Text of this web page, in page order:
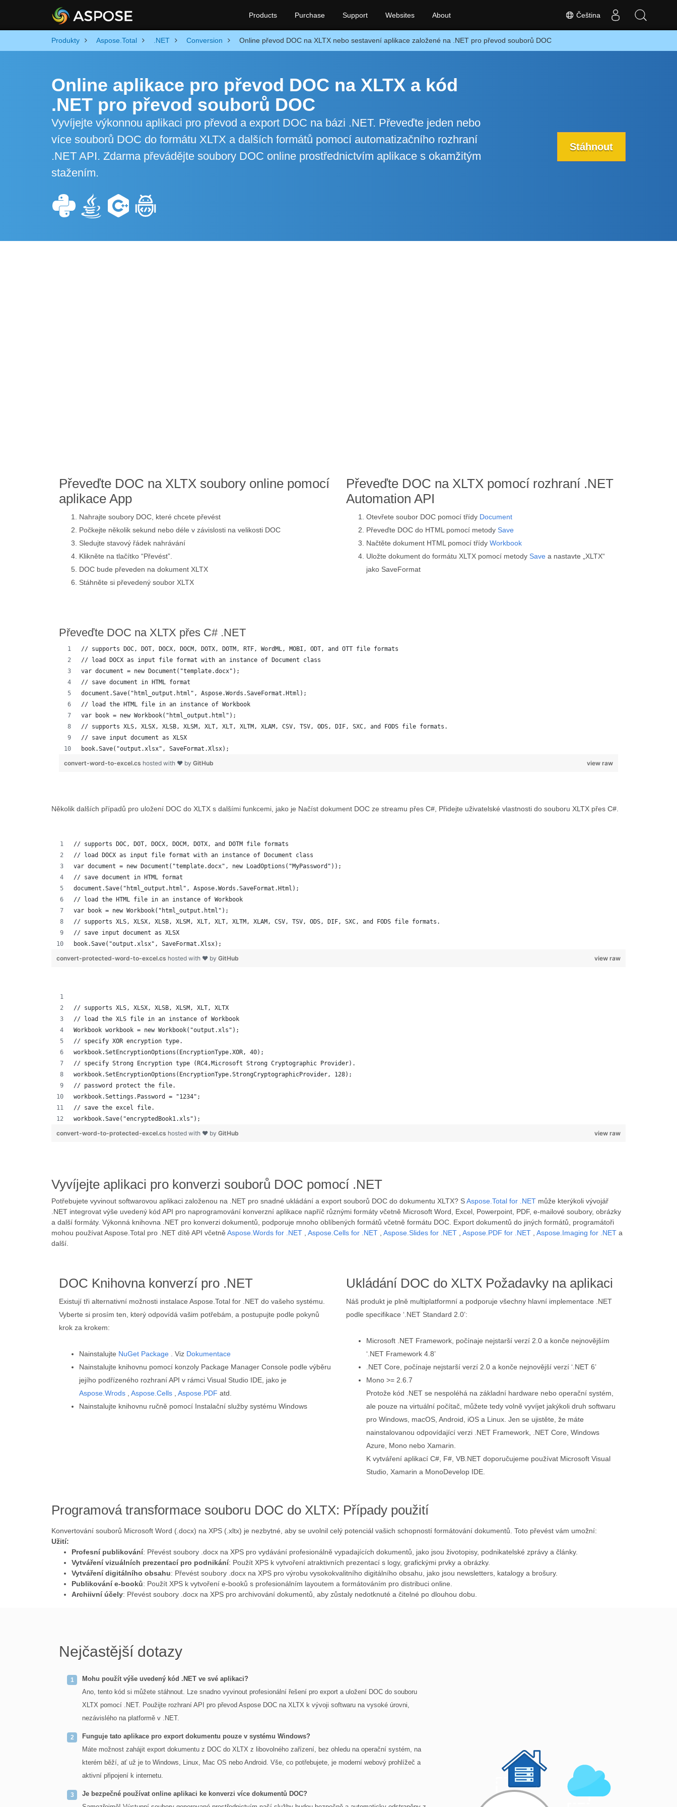
Čeština
Products Purchase Support Websites About
Produkty Aspose.Total .NET Conversion Online převod DOC na XLTX nebo sestavení aplikace založené na .NET pro převod souborů DOC
Online aplikace pro převod DOC na XLTX a kód
.NET pro převod souborů DOC
Vyvíjejte výkonnou aplikaci pro převod a export DOC na bázi .NET. Převeďte jeden nebo
více souborů DOC do formátu XLTX a dalších formátů pomocí automatizačního rozhraní
.NET API. Zdarma převádějte soubory DOC online prostřednictvím aplikace s okamžitým
stažením.
Stáhnout
Převeďte DOC na XLTX soubory online pomocí
aplikace App
Nahrajte soubory DOC, které chcete převést
Počkejte několik sekund nebo déle v závislosti na velikosti DOC
Sledujte stavový řádek nahrávání
Klikněte na tlačítko “Převést”.
DOC bude převeden na dokument XLTX
Stáhněte si převedený soubor XLTX
Převeďte DOC na XLTX pomocí rozhraní .NET
Automation API
Otevřete soubor DOC pomocí třídy Document
Převeďte DOC do HTML pomocí metody Save
Načtěte dokument HTML pomocí třídy Workbook
Uložte dokument do formátu XLTX pomocí metody Save a nastavte „XLTX“
jako SaveFormat
Převeďte DOC na XLTX přes C# .NET
// supports DOC, DOT, DOCX, DOCM, DOTX, DOTM, RTF, WordML, MOBI, ODT, and OTT file formats
// load DOCX as input file format with an instance of Document class
var document = new Document("template.docx");
// save document in HTML format
document.Save("html_output.html", Aspose.Words.SaveFormat.Html);
// load the HTML file in an instance of Workbook
var book = new Workbook("html_output.html");
// supports XLS, XLSX, XLSB, XLSM, XLT, XLT, XLTM, XLAM, CSV, TSV, ODS, DIF, SXC, and FODS file formats.
// save input document as XLSX
book.Save("output.xlsx", SaveFormat.Xlsx);
view raw
convert-word-to-excel.cs hosted with ❤ by GitHub
Několik dalších případů pro uložení DOC do XLTX s dalšími funkcemi, jako je Načíst dokument DOC ze streamu přes C#, Přidejte uživatelské vlastnosti do souboru XLTX přes C#.
// supports DOC, DOT, DOCX, DOCM, DOTX, and DOTM file formats
// load DOCX as input file format with an instance of Document class
var document = new Document("template.docx", new LoadOptions("MyPassword"));
// save document in HTML format
document.Save("html_output.html", Aspose.Words.SaveFormat.Html);
// load the HTML file in an instance of Workbook
var book = new Workbook("html_output.html");
// supports XLS, XLSX, XLSB, XLSM, XLT, XLT, XLTM, XLAM, CSV, TSV, ODS, DIF, SXC, and FODS file formats.
// save input document as XLSX
book.Save("output.xlsx", SaveFormat.Xlsx);
view raw
convert-protected-word-to-excel.cs hosted with ❤ by GitHub
// supports XLS, XLSX, XLSB, XLSM, XLT, XLTX
// load the XLS file in an instance of Workbook
Workbook workbook = new Workbook("output.xls");
// specify XOR encryption type.
workbook.SetEncryptionOptions(EncryptionType.XOR, 40);
// specify Strong Encryption type (RC4,Microsoft Strong Cryptographic Provider).
workbook.SetEncryptionOptions(EncryptionType.StrongCryptographicProvider, 128);
// password protect the file.
workbook.Settings.Password = "1234";
// save the excel file.
workbook.Save("encryptedBook1.xls");
view raw
convert-word-to-protected-excel.cs hosted with ❤ by GitHub
Vyvíjejte aplikaci pro konverzi souborů DOC pomocí .NET
Potřebujete vyvinout softwarovou aplikaci založenou na .NET pro snadné ukládání a export souborů DOC do dokumentu XLTX? SAspose.Total for .NET může kterýkoli vývojář
.NET integrovat výše uvedený kód API pro naprogramování konverzní aplikace napříč různými formáty včetně Microsoft Word, Excel, Powerpoint, PDF, e-mailové soubory, obrázky
a další formáty. Výkonná knihovna .NET pro konverzi dokumentů, podporuje mnoho oblíbených formátů včetně formátu DOC. Export dokumentů do jiných formátů, programátoři
mohou používat Aspose.Total pro .NET dítě API včetně Aspose.Words for .NET Aspose.Cells for .NET Aspose.Slides for .NET Aspose.PDF for .NET Aspose.Imaging for .NET a
další.
DOC Knihovna konverzí pro .NET
Existují tři alternativní možnosti instalace Aspose.Total for .NET do vašeho systému.
Vyberte si prosím ten, který odpovídá vašim potřebám, a postupujte podle pokynů
krok za krokem:
Nainstalujte NuGet Package . Viz Dokumentace
Nainstalujte knihovnu pomocí konzoly Package Manager Console podle výběru
jejího podřízeného rozhraní API v rámci Visual Studio IDE, jako je
Aspose.Wrods
Aspose.Cells Aspose.PDF atd.
Nainstalujte knihovnu ručně pomocí Instalační služby systému Windows
Ukládání DOC do XLTX Požadavky na aplikaci
Náš produkt je plně multiplatformní a podporuje všechny hlavní implementace .NET
podle specifikace ‘.NET Standard 2.0’:
Microsoft .NET Framework, počínaje nejstarší verzí 2.0 a konče nejnovějším
‘.NET Framework 4.8’
.NET Core, počínaje nejstarší verzí 2.0 a konče nejnovější verzí ‘.NET 6’
Mono >= 2.6.7
Protože kód .NET se nespoléhá na základní hardware nebo operační systém,
ale pouze na virtuální počítač, můžete tedy volně vyvíjet jakýkoli druh softwaru
pro Windows, macOS, Android, iOS a Linux. Jen se ujistěte, že máte
nainstalovanou odpovídající verzi .NET Framework, .NET Core, Windows
Azure, Mono nebo Xamarin.
K vytváření aplikací C#, F#, VB.NET doporučujeme používat Microsoft Visual
Studio, Xamarin a MonoDevelop IDE.
Programová transformace souboru DOC do XLTX: Případy použití
Konvertování souborů Microsoft Word (.docx) na XPS (.xltx) je nezbytné, aby se uvolnil celý potenciál vašich schopností formátování dokumentů. Toto převést vám umožní:
Užití:
Profesní publikování: Převést soubory .docx na XPS pro vydávání profesionálně vypadajících dokumentů, jako jsou životopisy, podnikatelské zprávy a články.
Vytváření vizuálních prezentací pro podnikání: Použít XPS k vytvoření atraktivních prezentací s logy, grafickými prvky a obrázky.
Vytváření digitálního obsahu: Převést soubory .docx na XPS pro výrobu vysokokvalitního digitálního obsahu, jako jsou newsletters, katalogy a brošury.
Publikování e-booků: Použít XPS k vytvoření e-booků s profesionálním layoutem a formátováním pro distribuci online.
Archiivní účely: Převést soubory .docx na XPS pro archivování dokumentů, aby zůstaly nedotknuté a čitelné po dlouhou dobu.
Nejčastější dotazy
Mohu použít výše uvedený kód .NET ve své aplikaci?
Ano, tento kód si můžete stáhnout. Lze snadno vyvinout profesionální řešení pro export a uložení DOC do souboru
XLTX pomocí .NET. Použijte rozhraní API pro převod Aspose DOC na XLTX k vývoji softwaru na vysoké úrovni,
nezávislého na platformě v .NET.
Funguje tato aplikace pro export dokumentu pouze v systému Windows?
Máte možnost zahájit export dokumentu z DOC do XLTX z libovolného zařízení, bez ohledu na operační systém, na
kterém běží, ať už je to Windows, Linux, Mac OS nebo Android. Vše, co potřebujete, je moderní webový prohlížeč a
aktivní připojení k internetu.
Je bezpečné používat online aplikaci ke konverzi více dokumentů DOC?